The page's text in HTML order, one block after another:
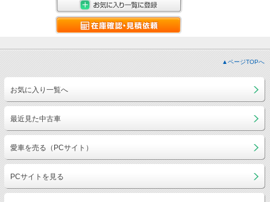
▲ページTOPへ
お気に入り一覧へ
最近見た中古車
愛車を売る（PCサイト）
PCサイトを見る